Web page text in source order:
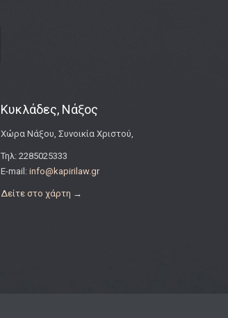
Κυκλάδες, Νάξος
Χώρα Νάξου, Συνοικία Χριστού,
Τηλ: 2285025333
E-mail: info@kapirilaw.gr
Δείτε στο χάρτη →